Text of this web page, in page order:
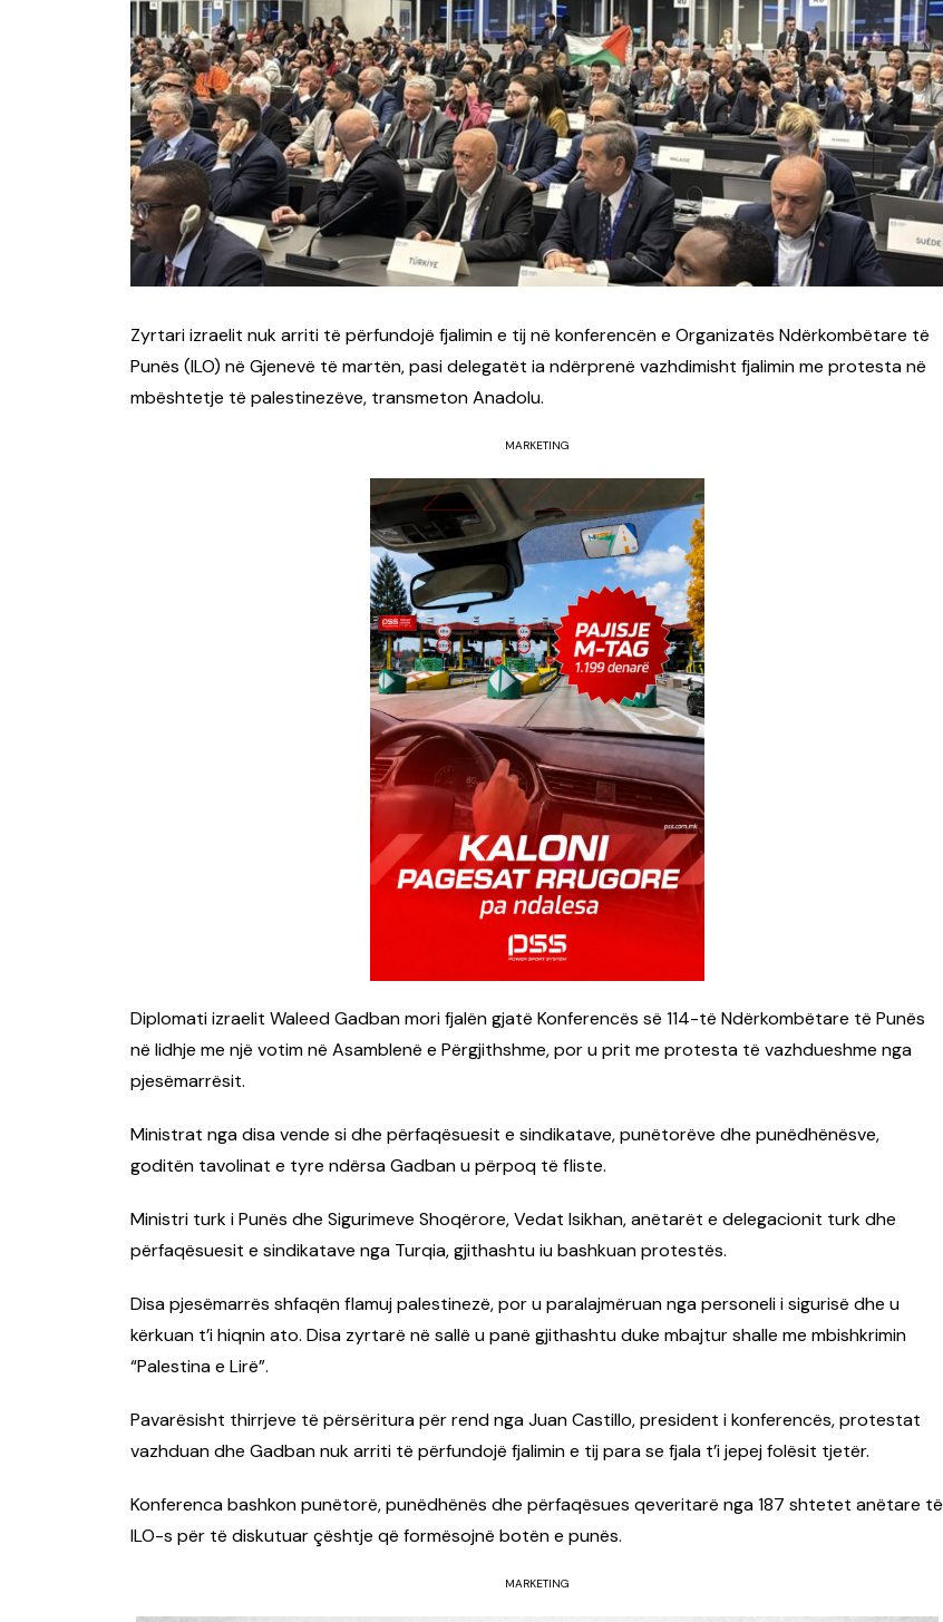
PIKËPAMJE
RECETA E DITES
RELAKS
RETRO JAVORE
Zyrtari izraelit nuk arriti të përfundojë fjalimin e tij në konferencën e Organizatës Ndërkombëtare të
Punës (ILO) në Gjenevë të martën, pasi delegatët ia ndërprenë vazhdimisht fjalimin me protesta në
mbështetje të palestinezëve, transmeton Anadolu.
MARKETING
Diplomati izraelit Waleed Gadban mori fjalën gjatë Konferencës së 114-të Ndërkombëtare të Punës
në lidhje me një votim në Asamblenë e Përgjithshme, por u prit me protesta të vazhdueshme nga
pjesëmarrësit.
Ministrat nga disa vende si dhe përfaqësuesit e sindikatave, punëtorëve dhe punëdhënësve,
goditën tavolinat e tyre ndërsa Gadban u përpoq të fliste.
Ministri turk i Punës dhe Sigurimeve Shoqërore, Vedat Isikhan, anëtarët e delegacionit turk dhe
përfaqësuesit e sindikatave nga Turqia, gjithashtu iu bashkuan protestës.
Disa pjesëmarrës shfaqën flamuj palestinezë, por u paralajmëruan nga personeli i sigurisë dhe u
kërkuan t’i hiqnin ato. Disa zyrtarë në sallë u panë gjithashtu duke mbajtur shalle me mbishkrimin
“Palestina e Lirë”.
Pavarësisht thirrjeve të përsëritura për rend nga Juan Castillo, president i konferencës, protestat
vazhduan dhe Gadban nuk arriti të përfundojë fjalimin e tij para se fjala t’i jepej folësit tjetër.
Konferenca bashkon punëtorë, punëdhënës dhe përfaqësues qeveritarë nga 187 shtetet anëtare të
ILO-s për të diskutuar çështje që formësojnë botën e punës.
MARKETING